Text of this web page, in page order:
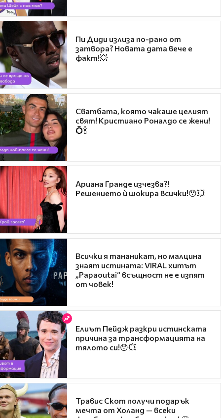
Пи Диди излиза по-рано от
затвора? Новата дата вече е
факт!💥
Сватбата, която чакаше целият
свят! Кристиано Роналдо се жени!
💍🍾
Ариана Гранде изчезва?!
Решението ѝ шокира всички!😯💥
Всички я тананикат, но малцина
знаят истината: VIRAL хитът
„Papaoutai“ всъщност не е изпят
от човек!
Елиът Пейдж разкри истинската
причина за трансформацията на
тялото си!😯💥
Травис Скот получи подарък
мечта от Холанд — всеки